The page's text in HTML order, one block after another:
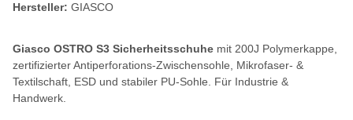
Hersteller: GIASCO
Giasco OSTRO S3 Sicherheitsschuhe mit 200J Polymerkappe,
zertifizierter Antiperforations-Zwischensohle, Mikrofaser- &
Textilschaft, ESD und stabiler PU-Sohle. Für Industrie &
Handwerk.